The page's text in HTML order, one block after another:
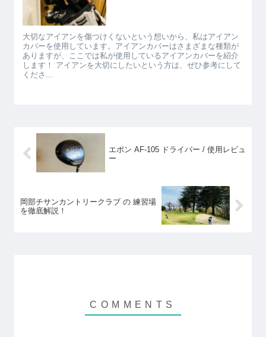
大切なアイアンを傷つけくないという想いから、私はアイアン
カバーを使用しています。アイアンカバーはさまざまな種類が
ありますが、ここでは私が使用しているアイアンカバーを紹介
します！ アイアンを大切にしたいという方は、ぜひ参考にして
くださ...
エポン AF-105 ドライバー / 使用レビュ
ー
岡部チサンカントリークラブ の 練習場
を徹底解説！